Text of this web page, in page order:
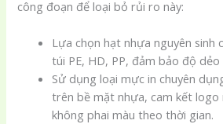
công đoạn để loại bỏ rủi ro này:
Lựa chọn hạt nhựa nguyên sinh
túi PE, HD, PP, đảm bảo độ
Sử dụng loại mực in chuyên
trên bề mặt nhựa, cam kết logo
không phai màu theo thời gian.